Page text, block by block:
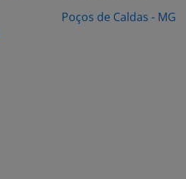
Poços de Caldas - MG